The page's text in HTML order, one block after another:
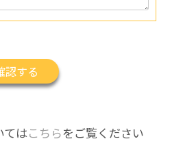
てはこちらをご覧ください